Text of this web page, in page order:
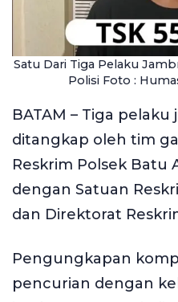
Satu Dari Tiga Pelaku
Polisi Foto :
BATAM – Tiga
ditangkap oleh tim
Reskrim Polsek Batu
dengan Satuan
dan Direktorat
Pengungkapan
pencurian dengan